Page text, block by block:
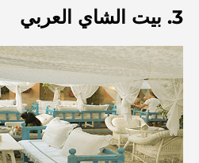
أفضل المناطق للسكن في دبي
الخيارات
فنادق الخمس نجوم في دبي:
أشياء يمكنك القيام بها في وسط
3. بيت الشاي العربي